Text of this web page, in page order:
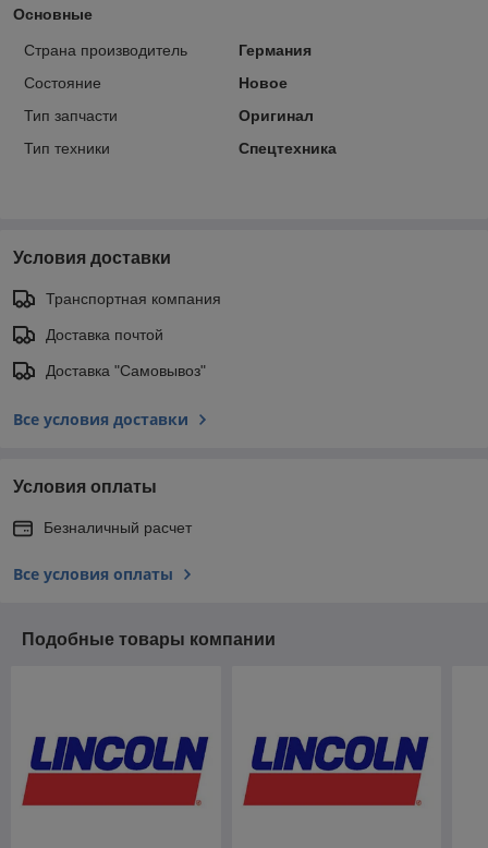
Основные
Страна производитель
Германия
Состояние
Новое
Тип запчасти
Оригинал
Тип техники
Спецтехника
Условия доставки
Транспортная компания
Доставка почтой
Доставка "Самовывоз"
Все условия доставки
Условия оплаты
Безналичный расчет
Все условия оплаты
Подобные товары компании